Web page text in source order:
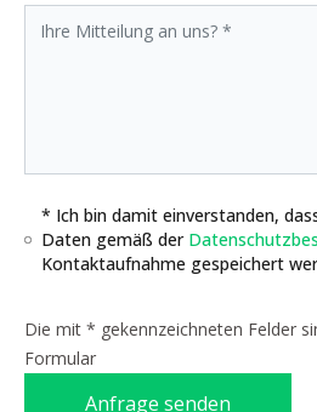
* Ich bin damit einverstanden,
Daten gemäß der
Kontaktaufnahme gespeichert
Die mit * gekennzeichneten Felder
Formular
Anfrage senden